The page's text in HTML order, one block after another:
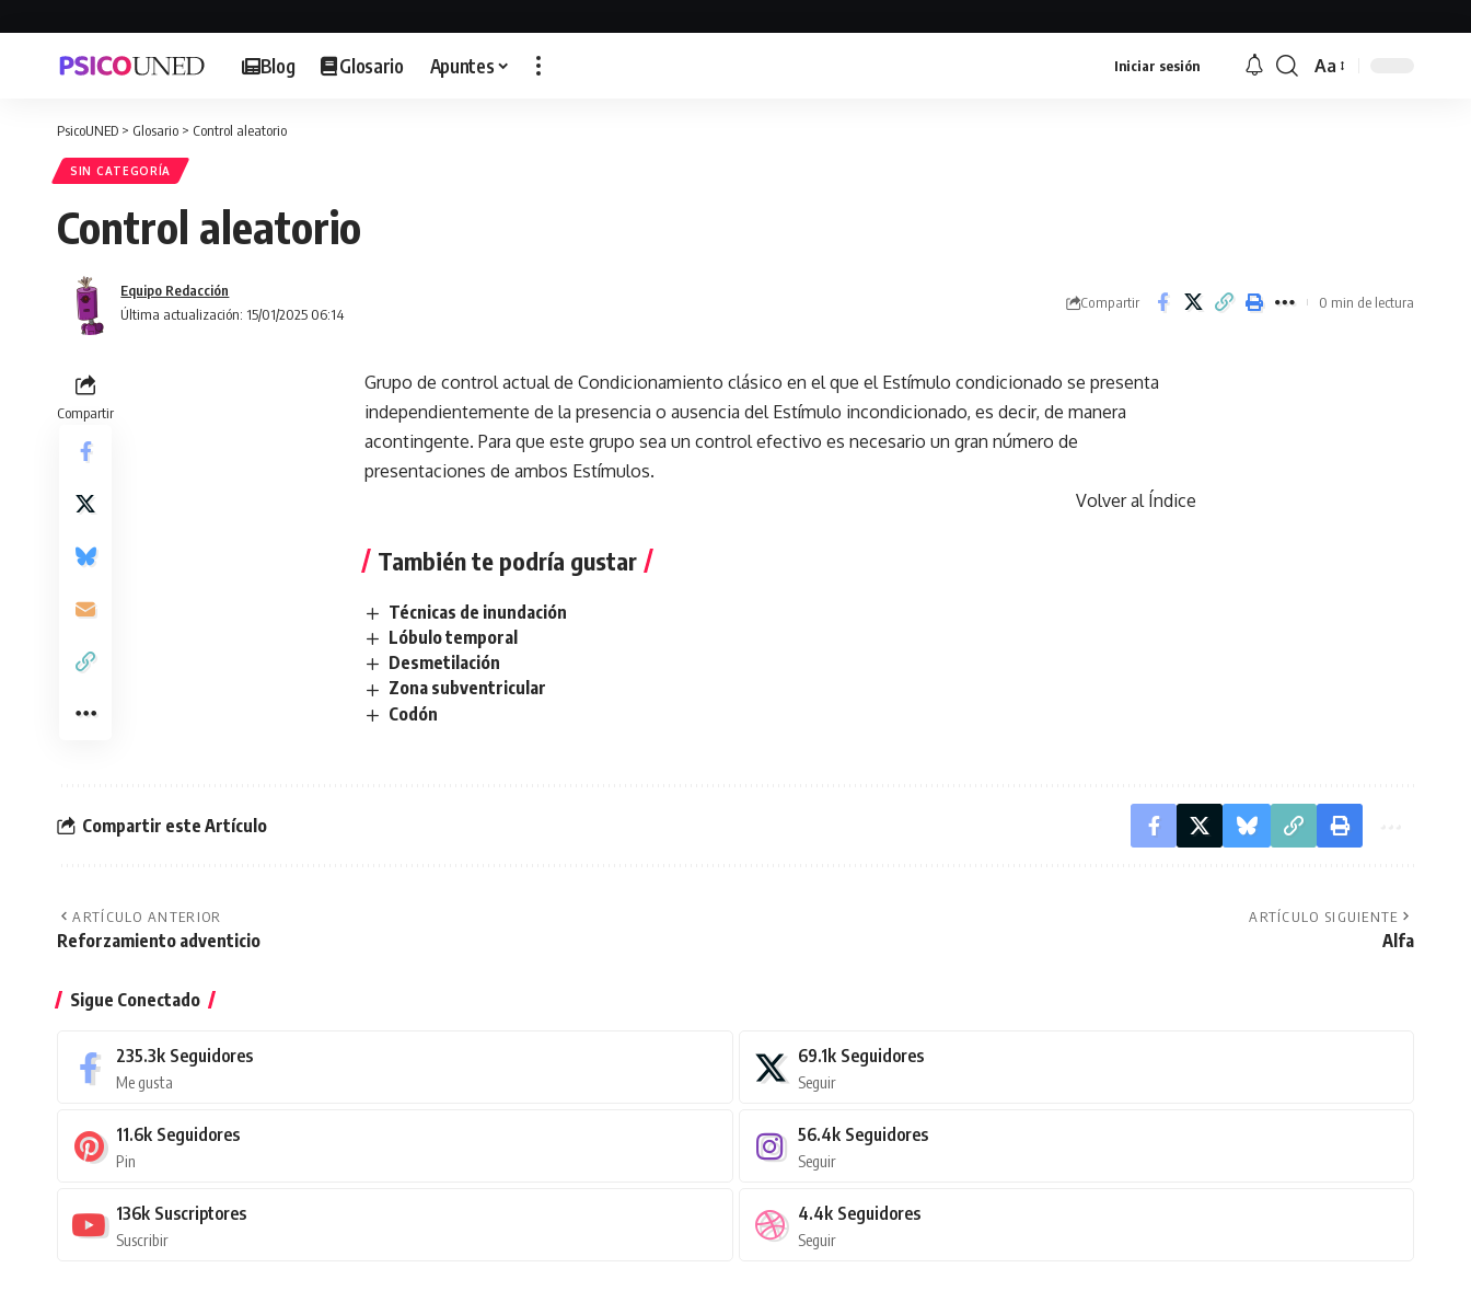
Blog Glosario Apuntes Iniciar sesión
Font
Aa
PsicoUNED > Glosario > Control aleatorio
SIN CATEGORÍA
Control aleatorio
Última actualización: 15/01/2025 06:14
Equipo Redacción
Compartir 0 min de lectura
Compartir
Grupo de control actual de Condicionamiento clásico en el que el Estímulo condicionado se presenta
independientemente de la presencia o ausencia del Estímulo incondicionado, es decir, de manera
acontingente. Para que este grupo sea un control efectivo es necesario un gran número de
presentaciones de ambos Estímulos.
Volver al Índice
También te podría gustar
Técnicas de inundación
Lóbulo temporal
Desmetilación
Zona subventricular
Codón
Compartir este Artículo
ARTÍCULO ANTERIOR
Reforzamiento adventicio
ARTÍCULO SIGUIENTE
Alfa
Sigue Conectado
235.3k Seguidores
Me gusta
69.1k Seguidores
Seguir
11.6k Seguidores
Pin
56.4k Seguidores
Seguir
136k Suscriptores
Suscribir
4.4k Seguidores
Seguir